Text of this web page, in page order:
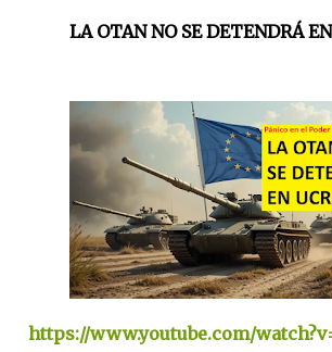
LA OTAN NO SE DETENDRÁ
https://www.youtube.com/